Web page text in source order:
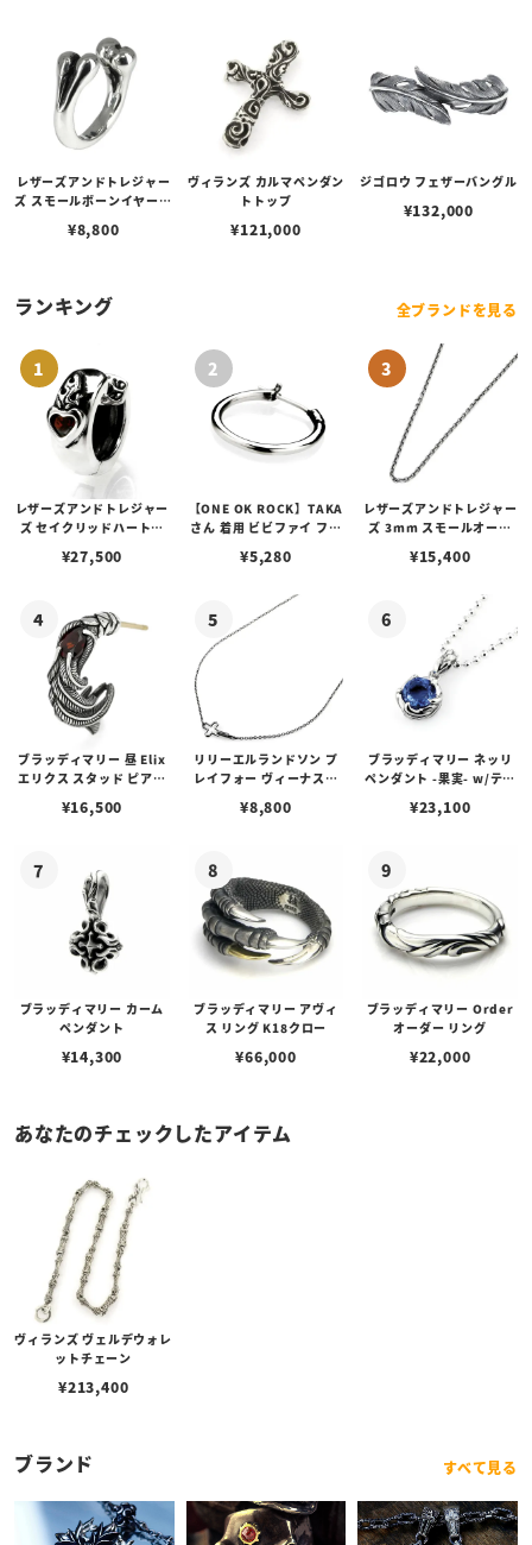
レザーズアンドトレジャー
ズ スモールボーンイヤーカ
¥8,800
ヴィランズ カルマペンダン
トトップ
¥121,000
ジゴロウ フェザーバングル
¥132,000
ランキング 全ブランドを見る
レザーズアンドトレジャー
ズ セイクリッドハートピ
¥27,500
【ONE OK ROCK】TAKA
さん 着用 ビビファイ フー
¥5,280
レザーズアンドトレジャー
ズ 3mm スモールオーバ
ブスタークラスプ＆LTロ
¥15,400
ブラッディマリー 昼 Elix
エリクス スタッド ピアス
¥16,500
リリーエルランドソン プ
レイフォー ヴィーナスチ
¥8,800
ブラッディマリー ネッリ
ペンダント -果実- w/ティ
¥23,100
ブラッディマリー カーム
ペンダント
¥14,300
ブラッディマリー アヴィ
ス リング K18クロー
¥66,000
ブラッディマリー Order
オーダー リング
¥22,000
あなたのチェックしたアイテム
ヴィランズ ヴェルデウォレ
ットチェーン
¥213,400
ブランド すべて見る